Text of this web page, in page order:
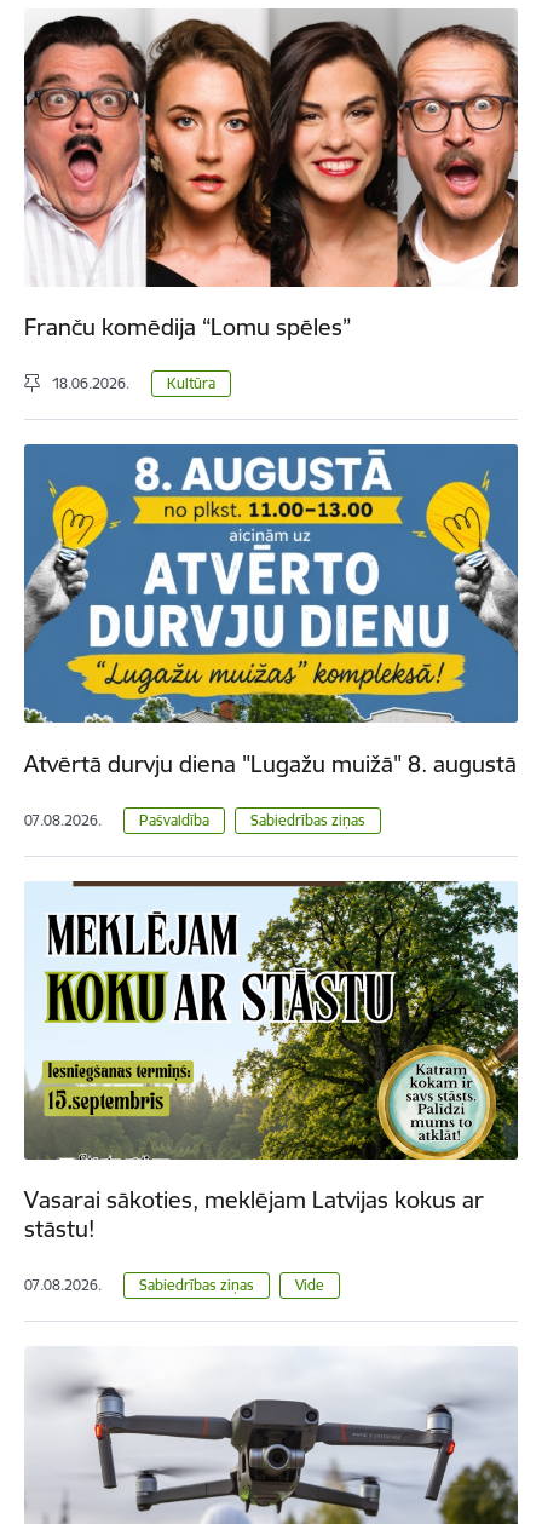
Franču komēdija “Lomu spēles”
18.06.2026. Kultūra
Atvērtā durvju diena "Lugažu muižā" 8. augustā
07.08.2026. Pašvaldība Sabiedrības ziņas
Vasarai sākoties, meklējam Latvijas kokus ar
stāstu!
07.08.2026. Sabiedrības ziņas Vide